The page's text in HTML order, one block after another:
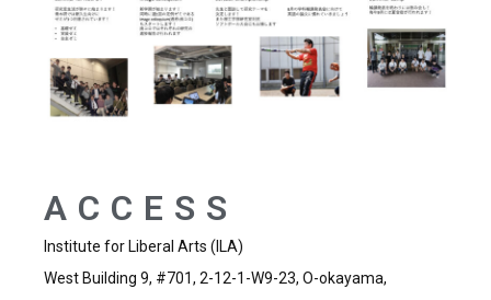
ACCESS
Institute for Liberal Arts (ILA)
West Building 9, #701, 2-12-1-W9-23, O-okayama,